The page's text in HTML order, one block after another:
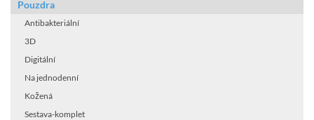
Pouzdra
Antibakteriální
3D
Digitální
Na jednodenní
Kožená
Sestava-komplet